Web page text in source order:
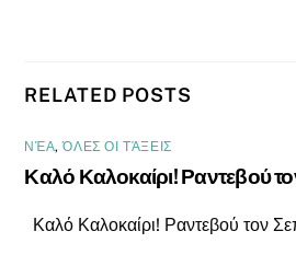
RELATED POSTS
ΝΈΑ,ΌΛΕΣ ΟΙ ΤΆΞΕΙΣ
Καλό Καλοκαίρι! Ραντεβού
Καλό Καλοκαίρι! Ραντεβού τον